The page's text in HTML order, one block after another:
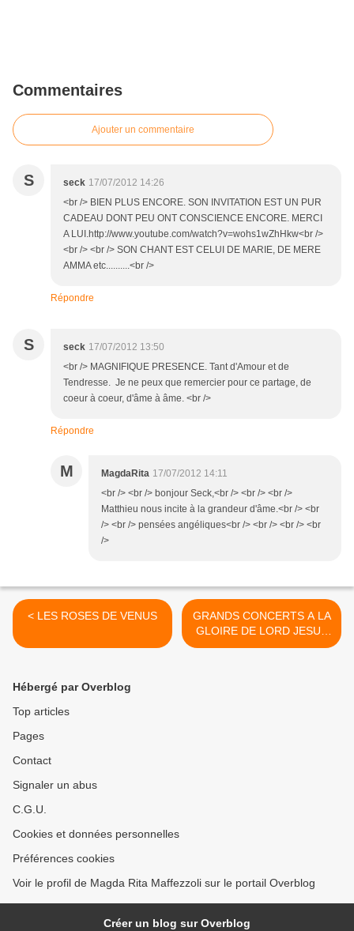
Commentaires
Ajouter un commentaire
S seck 17/07/2012 14:26
<br /> BIEN PLUS ENCORE. SON INVITATION EST UN PUR
CADEAU DONT PEU ONT CONSCIENCE ENCORE. MERCI
A LUI.http://www.youtube.com/watch?v=wohs1wZhHkw<br />
<br /> <br /> SON CHANT EST CELUI DE MARIE, DE MERE
AMMA etc..........<br />
Répondre
S seck 17/07/2012 13:50
<br /> MAGNIFIQUE PRESENCE. Tant d'Amour et de
Tendresse. Je ne peux que remercier pour ce partage, de
coeur à coeur, d'âme à âme. <br />
Répondre
M MagdaRita 17/07/2012 14:11
<br /> <br /> bonjour Seck,<br /> <br /> <br />
Matthieu nous incite à la grandeur d'âme.<br /> <br
/> <br /> pensées angéliques<br /> <br /> <br /> <br
/>
< LES ROSES DE VENUS
GRANDS CONCERTS A LA
GLOIRE DE LORD JESUS
>
Hébergé par Overblog
Top articles
Pages
Contact
Signaler un abus
C.G.U.
Cookies et données personnelles
Préférences cookies
Voir le profil de Magda Rita Maffezzoli sur le portail Overblog
Créer un blog sur Overblog